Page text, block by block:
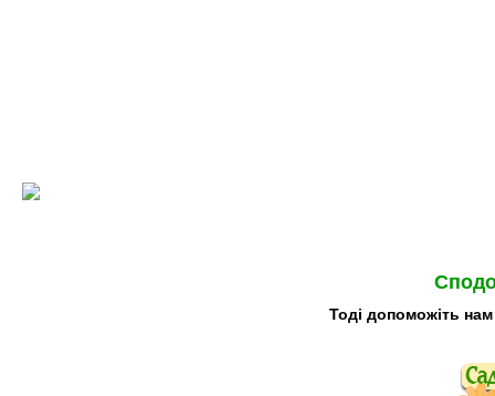
Тоді допоможіть